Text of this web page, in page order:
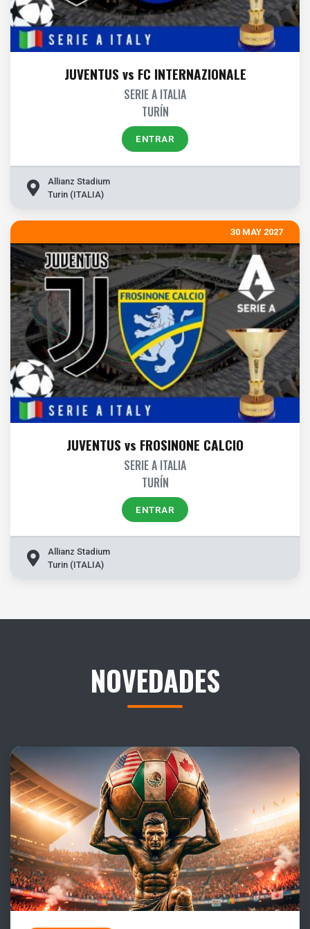
JUVENTUS vs FC INTERNAZIONALE
SERIE A ITALIA
TURÍN
ENTRAR
Allianz Stadium
Turin (ITALIA)
30 MAY 2027
JUVENTUS vs FROSINONE CALCIO
SERIE A ITALIA
TURÍN
ENTRAR
Allianz Stadium
Turin (ITALIA)
NOVEDADES